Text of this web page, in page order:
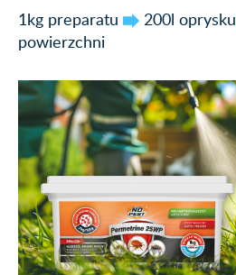
1kg preparatu 200l oprysku
powierzchni